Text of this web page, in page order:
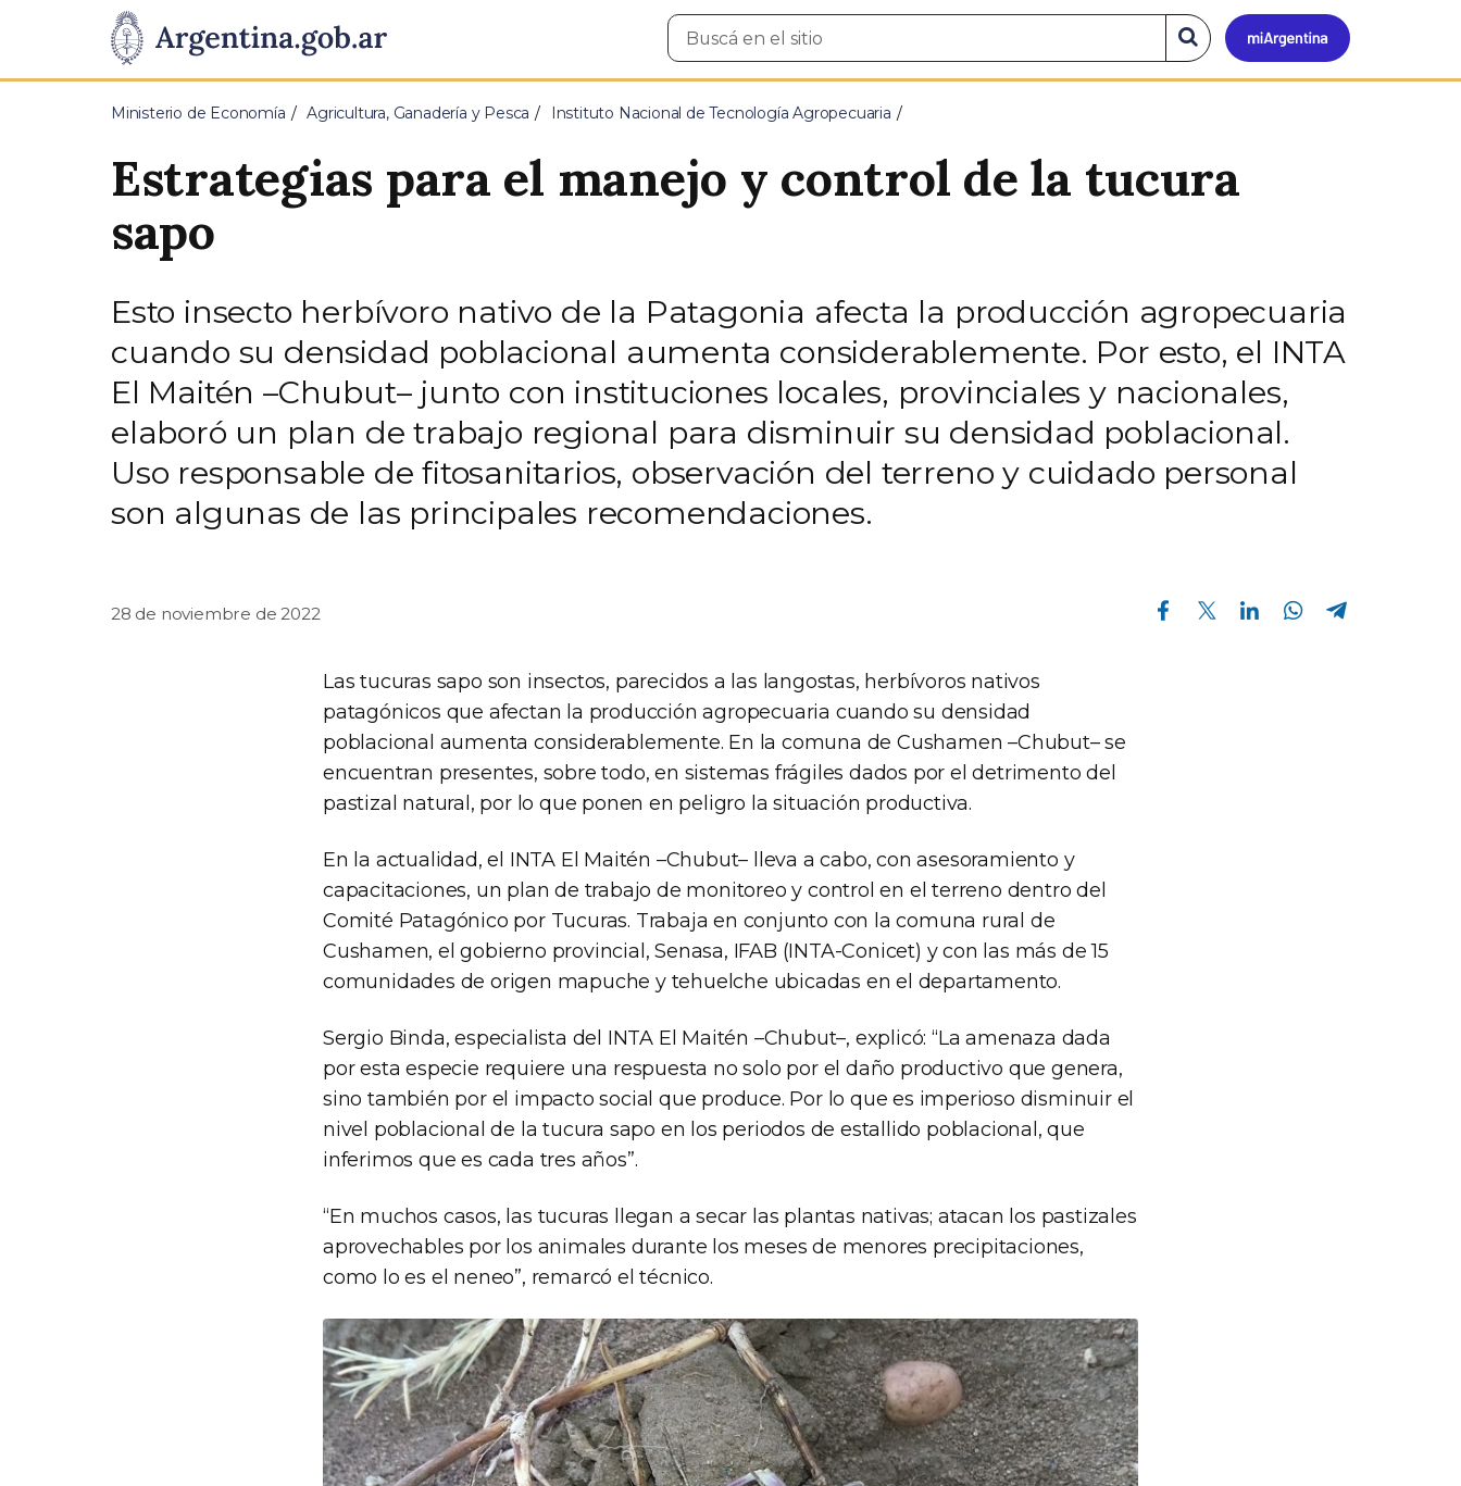
Presidencia
de
Pasar al contenido principal
Mi
Buscar
en
Buscar
en
el
Ministerio de Economía Agricultura, Ganadería y Pesca Instituto Nacional de Tecnología Agropecuaria
Estrategias para el manejo y control de la tucura
sapo
Esto insecto herbívoro nativo de la Patagonia afecta la producción agropecuaria
cuando su densidad poblacional aumenta considerablemente. Por esto, el INTA
El Maitén –Chubut– junto con instituciones locales, provinciales y nacionales,
elaboró un plan de trabajo regional para disminuir su densidad poblacional.
Uso responsable de fitosanitarios, observación del terreno y cuidado personal
son algunas de las principales recomendaciones.
28 de noviembre de 2022
Compartir en Facebook Compartir en Twitter Compartir en Linkedin Compartir en Whatsapp
Las tucuras sapo son insectos, parecidos a las langostas, herbívoros nativos
patagónicos que afectan la producción agropecuaria cuando su densidad
poblacional aumenta considerablemente. En la comuna de Cushamen –Chubut– se
encuentran presentes, sobre todo, en sistemas frágiles dados por el detrimento del
pastizal natural, por lo que ponen en peligro la situación productiva.
En la actualidad, el INTA El Maitén –Chubut– lleva a cabo, con asesoramiento y
capacitaciones, un plan de trabajo de monitoreo y control en el terreno dentro del
Comité Patagónico por Tucuras. Trabaja en conjunto con la comuna rural de
Cushamen, el gobierno provincial, Senasa, IFAB (INTA-Conicet) y con las más de 15
comunidades de origen mapuche y tehuelche ubicadas en el departamento.
Sergio Binda, especialista del INTA El Maitén –Chubut–, explicó: “La amenaza dada
por esta especie requiere una respuesta no solo por el daño productivo que genera,
sino también por el impacto social que produce. Por lo que es imperioso disminuir el
nivel poblacional de la tucura sapo en los periodos de estallido poblacional, que
inferimos que es cada tres años”.
“En muchos casos, las tucuras llegan a secar las plantas nativas; atacan los pastizales
aprovechables por los animales durante los meses de menores precipitaciones,
como lo es el neneo”, remarcó el técnico.